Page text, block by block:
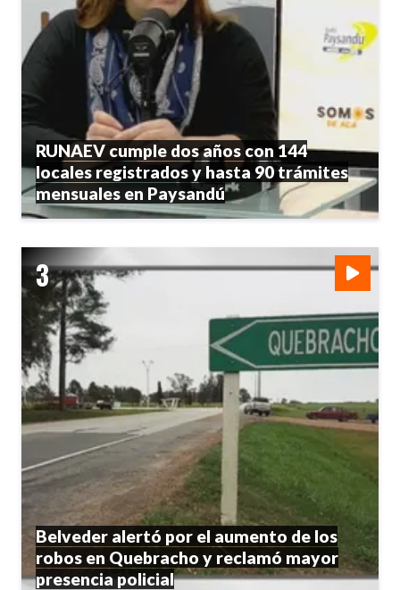
RUNAEV cumple dos años con 144
locales registrados y hasta 90 trámites
mensuales en Paysandú
Belveder alertó por el aumento de los
robos en Quebracho y reclamó mayor
presencia policial